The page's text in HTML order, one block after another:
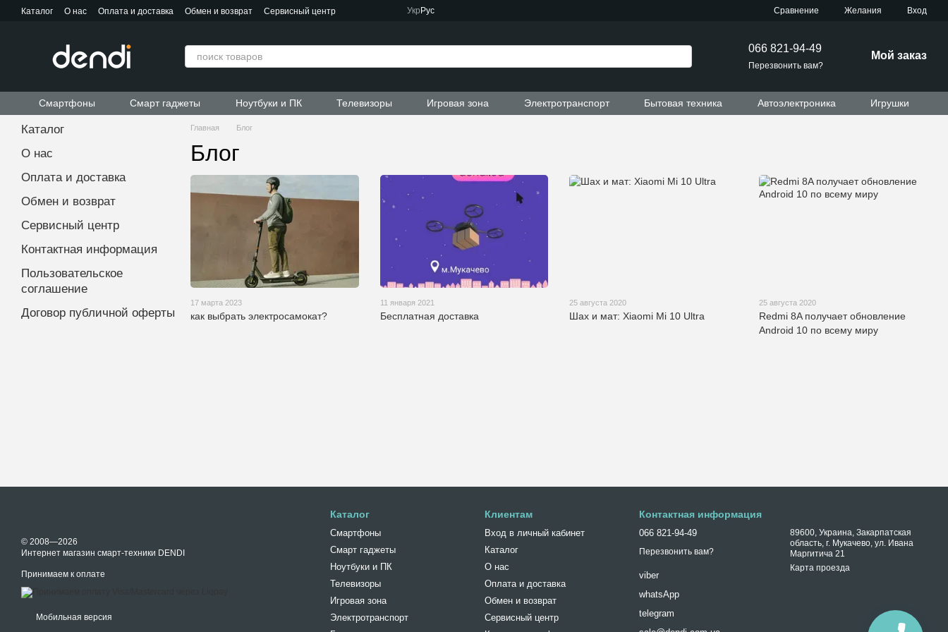
Перейти к основному контенту
Каталог О нас Оплата и доставка Обмен и возврат
Сервисный центр
Укр Рус Сравнение Желания Вход
066 821-94-49
Перезвонить вам?
Мой заказ
Смартфоны Смарт гаджеты Ноутбуки и ПК Телевизоры Игровая зона Электротранспорт Бытовая техника Автоэлектроника Игрушки
Главная Блог
Блог
17 марта 2023
как выбрать электросамокат?
11 января 2021
Бесплатная доставка
25 августа 2020
Шах и мат: Xiaomi Mi 10 Ultra
25 августа 2020
Redmi 8A получает обновление
Android 10 по всему миру
Каталог
О нас
Оплата и доставка
Обмен и возврат
Сервисный центр
Контактная информация
Пользовательское
соглашение
Договор публичной оферты
© 2008—2026
Интернет магазин смарт-техники DENDI
Принимаем к оплате
Мобильная версия
Каталог
Смартфоны
Смарт гаджеты
Ноутбуки и ПК
Телевизоры
Игровая зона
Электротранспорт
Клиентам
Вход в личный кабинет
Каталог
О нас
Оплата и доставка
Обмен и возврат
Сервисный центр
Контактная информация
066 821-94-49
Перезвонить вам?
viber
whatsApp
telegram
89600, Украина, Закарпатская
область, г. Мукачево, ул. Ивана
Маргитича 21
Карта проезда